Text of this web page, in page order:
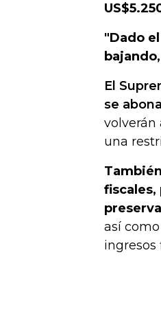
"Dado
El
se
volverán
una
fiscales,
así
ingresos